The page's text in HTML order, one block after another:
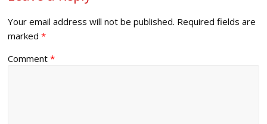
Your email address will not be published. Required fields are
marked*
Comment*